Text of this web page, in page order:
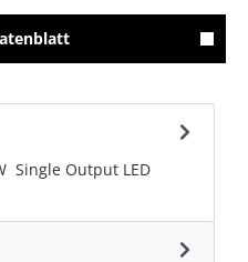
Single Output LED